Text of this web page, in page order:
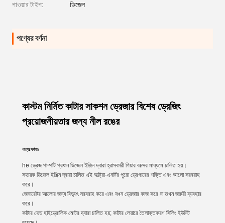
পাওয়ার টাইপ: ডিজেল
পণ্যের বর্ণনা
কাস্টম নির্মিত কাটার সাকশন ড্রেজার বিশেষ ড্রেজিং
প্রয়োজনীয়তার জন্য নীল রঙের
পণ্যের বর্ণনাঃ
he ড্রেজ পাম্পটি প্রধান ডিজেল ইঞ্জিন দ্বারা হ্রাসকারী গিয়ার বক্সের মাধ্যমে চালিত হয়।
সহায়ক ডিজেল ইঞ্জিন দ্বারা চালিত এই আল্ট্রা-এনার্টর পুরো ড্রেগারের শক্তি এবং আলো সরবরাহ
করে।
জেনারেটর আলোর জন্য বিদ্যুৎ সরবরাহ করে এবং যখন ড্রেজার কাজ করে না তখন জরুরী ব্যবহার
করে।
কাটার হেড হাইড্রোলিক মোটর দ্বারা চালিত হয়; কাটার লেয়ারে তৈলাক্তকরণ সিলিং ইউনিট